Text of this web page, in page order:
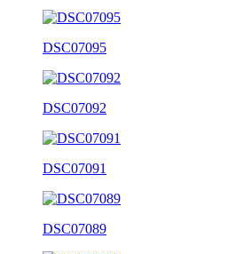
DSC07095
DSC07092
DSC07091
DSC07089